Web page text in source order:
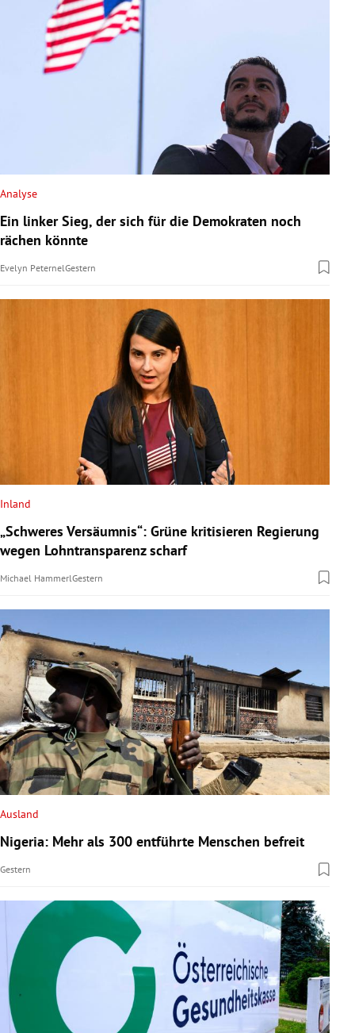
Analyse
Ein linker Sieg, der sich für die Demokraten noch
rächen könnte
Evelyn PeternelGestern
Inland
„Schweres Versäumnis“: Grüne kritisieren Regierung
wegen Lohntransparenz scharf
Michael HammerlGestern
Ausland
Nigeria: Mehr als 300 entführte Menschen befreit
Gestern